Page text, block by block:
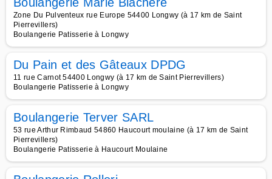
Zone Du Pulventeux rue Europe 54400 Longwy (à 17 km de Saint
Pierrevillers)
Boulangerie Patisserie à Longwy
Du Pain et des Gâteaux DPDG
11 rue Carnot 54400 Longwy (à 17 km de Saint Pierrevillers)
Boulangerie Patisserie à Longwy
Boulangerie Terver SARL
53 rue Arthur Rimbaud 54860 Haucourt moulaine (à 17 km de Saint
Pierrevillers)
Boulangerie Patisserie à Haucourt Moulaine